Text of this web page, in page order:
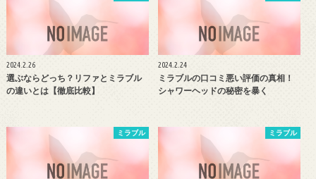
2024.2.26
選ぶならどっち？リファとミラブル
の違いとは【徹底比較】
2024.2.24
ミラブルの口コミ悪い評価の真相！
シャワーヘッドの秘密を暴く
ミラブル ミラブル